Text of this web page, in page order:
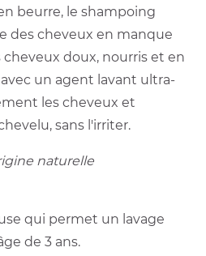
beurre, le shampoing
des cheveux en manque
doux, nourris et en
un agent lavant ultra-
les cheveux et
sans l'irriter.
naturelle
qui permet un lavage
de 3 ans.